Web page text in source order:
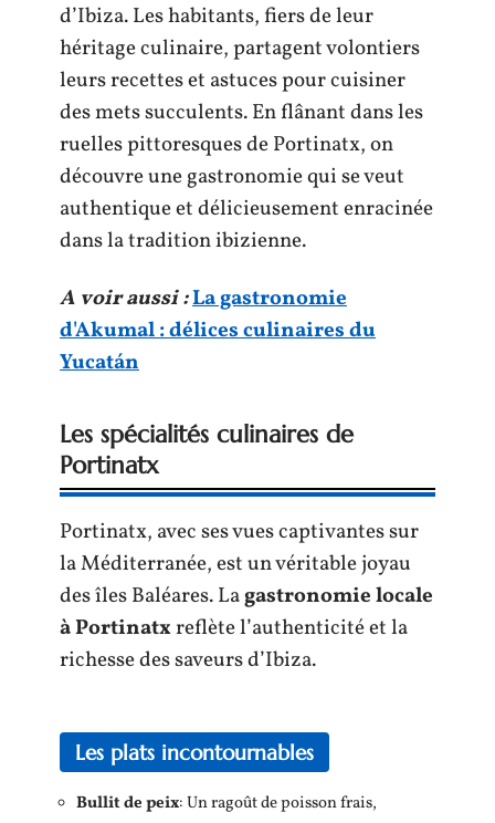
d’Ibiza. Les habitants, fiers de leur
héritage culinaire, partagent volontiers
leurs recettes et astuces pour cuisiner
des mets succulents. En flânant dans les
ruelles pittoresques de Portinatx, on
découvre une gastronomie qui se veut
authentique et délicieusement enracinée
dans la tradition ibizienne.
A voir aussi :La gastronomie
d'Akumal : délices culinaires du
Yucatán
Les spécialités culinaires de
Portinatx
Portinatx, avec ses vues captivantes sur
la Méditerranée, est un véritable joyau
des îles Baléares. Lagastronomie locale
à Portinatxreflète l’authenticité et la
richesse des saveurs d’Ibiza.
Les plats incontournables
Bullit de peix: Un ragoût de poisson frais,